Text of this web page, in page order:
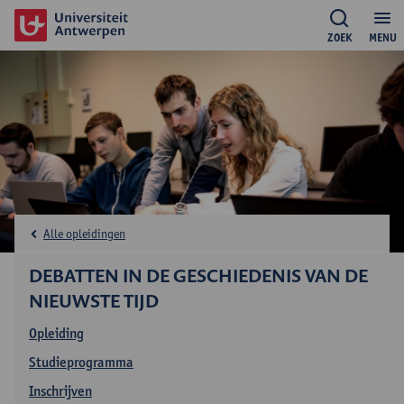
MENU
ZOEK
DEBATTEN IN DE GESCHIEDENIS VAN DE
NIEUWSTE TIJD
Opleiding
Studieprogramma
Inschrijven
Alle opleidingen